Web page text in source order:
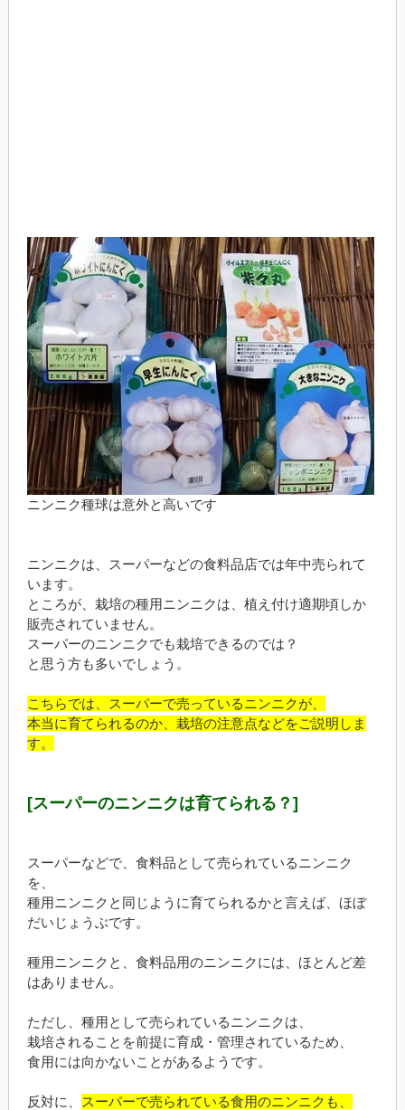
ニンニク種球は意外と高いです
ニンニクは、スーパーなどの食料品店では年中売られて
います。
ところが、栽培の種用ニンニクは、植え付け適期頃しか
販売されていません。
スーパーのニンニクでも栽培できるのでは？
と思う方も多いでしょう。
こちらでは、スーパーで売っているニンニクが、
本当に育てられるのか、栽培の注意点などをご説明しま
す。
[スーパーのニンニクは育てられる？]
スーパーなどで、食料品として売られているニンニク
を、
種用ニンニクと同じように育てられるかと言えば、ほぼ
だいじょうぶです。
種用ニンニクと、食料品用のニンニクには、ほとんど差
はありません。
ただし、種用として売られているニンニクは、
栽培されることを前提に育成・管理されているため、
食用には向かないことがあるようです。
反対に、
スーパーで売られている食用のニンニクも、